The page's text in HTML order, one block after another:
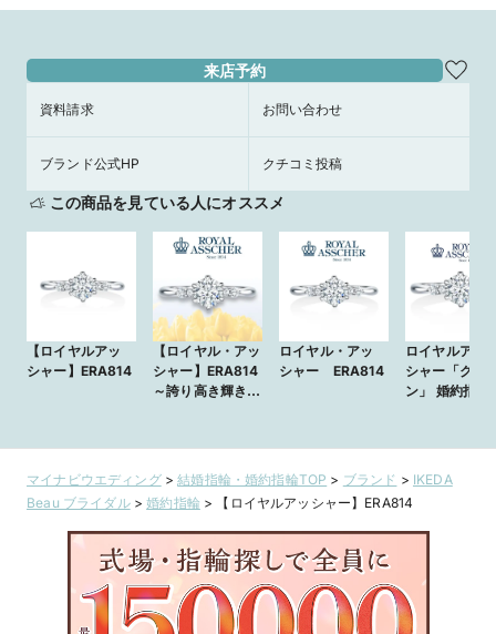
来店予約
資料請求 お問い合わせ
ブランド公式HP クチコミ投稿
この商品を見ている人にオススメ
【ロイヤルアッ
シャー】ERA814
【ロイヤル・アッ
シャー】ERA814
～誇り高き輝きを
ロイヤル・アッ
シャー ERA814
ロイヤルアッ
シャー「クラ
ン」 婚約指輪
マイナビウエディング>結婚指輪・婚約指輪TOP > ブランド > IKEDA
Beau ブライダル>婚約指輪 > 【ロイヤルアッシャー】ERA814